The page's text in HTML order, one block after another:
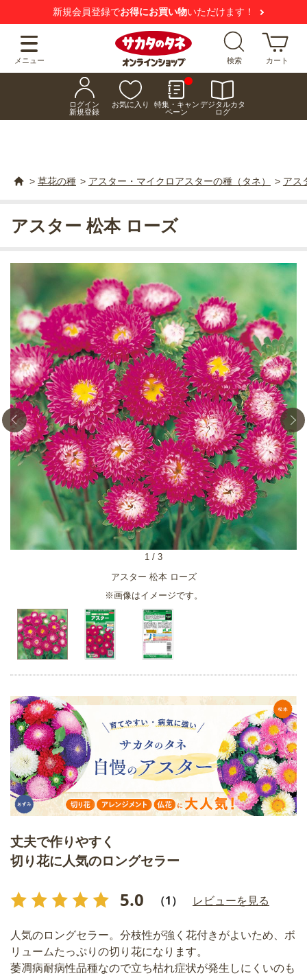
新規会員登録でお得にお買い物いただけます！
メニュー 検索 カート
ログイン
新規登録
お気に入り
特集・キャン
ペーン
デジタルカタ
ログ
> 草花の種 > アスター・マイクロアスターの種（タネ） > アス
アスター 松本 ローズ
※画像はイメージです。
1 / 3
アスター 松本 ローズ
丈夫で作りやすく
切り花に人気のロングセラー
5.0 （1） レビューを見る
人気のロングセラー。分枝性が強く花付きがよいため、ボ
リュームたっぷりの切り花になります。
萎凋病耐病性品種なので立ち枯れ症状が発生しにくいのも